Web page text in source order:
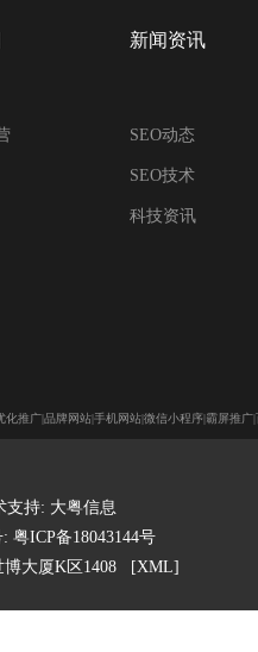
新闻资讯
SEO动态
SEO技术
科技资讯
推广|品牌网站|手机网站|微信小程序|霸屏推广
支持: 大粤信息
: 粤ICP备18043144号
博大厦K区1408
[XML]